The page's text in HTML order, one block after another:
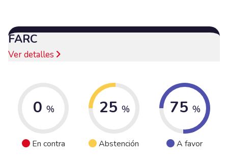
FARC
Ver detalles
0 %
En contra
25 %
Abstención
75 %
A favor